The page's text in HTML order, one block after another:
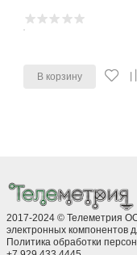
В корзину
2017-2024 © Телеметрия
электронных компонентов
Политика обработки